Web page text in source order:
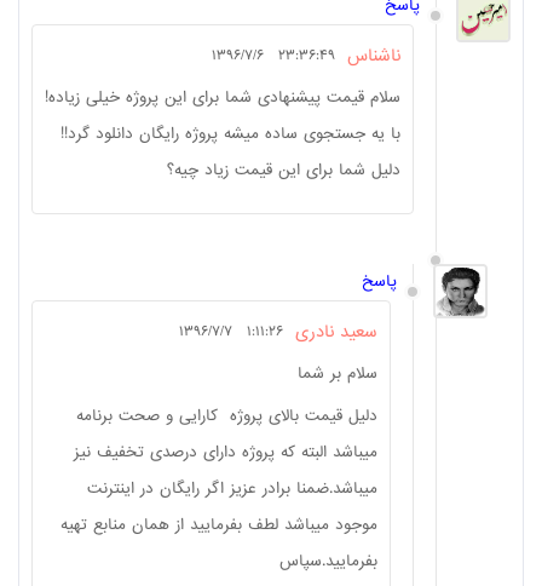
پاسخ
ناشناس ۲۳:۳۶:۴۹ ۱۳۹۶/۷/۶
سلام قیمت پیشنهادی شما برای این پروژه خیلی زیاده!
با یه جستجوی ساده میشه پروژه رایگان دانلود گرد!!
دلیل شما برای این قیمت زیاد چیه؟
پاسخ
سعید نادری ۱:۱۱:۲۶ ۱۳۹۶/۷/۷
سلام بر شما
دلیل قیمت بالای پروژه کارایی و صحت برنامه
میباشد البته که پروژه دارای درصدی تخفیف نیز
میباشد.ضمنا برادر عزیز اگر رایگان در اینترنت
موجود میباشد لطف بفرمایید از همان منابع تهیه
بفرمایید.سپاس